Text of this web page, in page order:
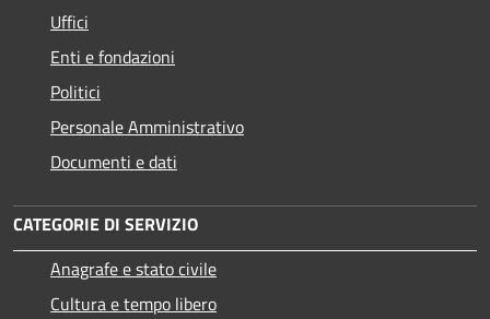
Uffici
Enti e fondazioni
Politici
Personale Amministrativo
Documenti e dati
CATEGORIE DI SERVIZIO
Anagrafe e stato civile
Cultura e tempo libero